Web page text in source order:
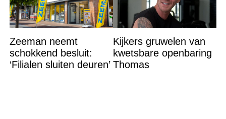
Zeeman neemt
schokkend besluit:
‘Filialen sluiten deuren’
Kijkers gruwelen van
kwetsbare openbaring
Thomas